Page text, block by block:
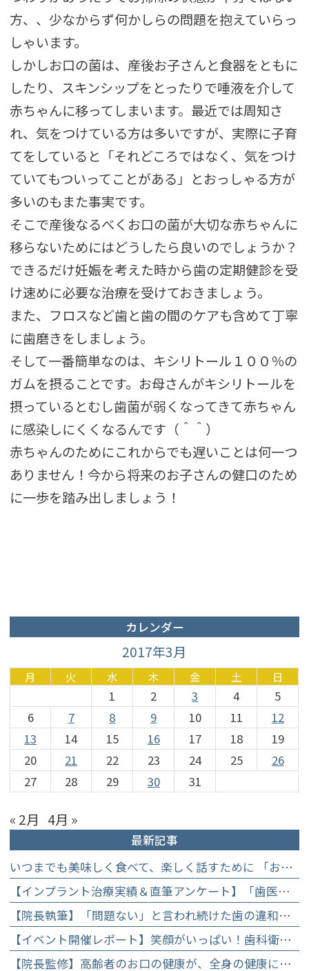
方、、少なからず何かしらの問題を抱えていらっ
しゃいます。
しかしお口の菌は、産後お子さんと食器をともに
したり、スキンシップをとったりで唾液を介して
赤ちゃんに移ってしまいます。最近では周知さ
れ、気をつけている方は多いですが、実際に子育
てをしていると「それどころではなく、気をつけ
ていてもついってことがある」とおっしゃる方が
多いのもまた事実です。
そこで産後なるべくお口の菌が大切な赤ちゃんに
移らないためにはどうしたら良いのでしょうか？
できるだけ妊娠を考えた時から歯の定期健診を受
け速めに必要な治療を受けておきましょう。
また、フロスなど歯と歯の間のケアも含めて丁寧
に歯磨きをしましょう。
そして一番簡単なのは、キシリトール１００％の
ガムを摂ることです。お母さんがキシリトールを
摂っているとむし歯菌が弱くなってきて赤ちゃん
に感染しにくくなるんです（＾＾）
赤ちゃんのためにこれからでも遅いことは何一つ
ありません！今から将来のお子さんの健口のため
に一歩を踏み出しましょう！
カレンダー
2017年3月
月 火 水 木 金 土 日
1 2 3 4
5
6
7 8 9 10 11
12
13
14 15 16 17 18
19
20
21 22 23 24 25
26
27
28 29 30 31
« 2月 4月 »
最新記事
いつまでも美味しく食べて、楽しく話すために 「お口からはじめる健康長寿教室」を開催します
【インプラント治療実績＆直筆アンケート】「歯医者が怖かった」トラウマを乗り越えて。70歳・介護士女性が手に入れた「晴れ晴れとした笑顔」と人生を支える噛み合わせ】
【院長執筆】「問題ない」と言われ続けた歯の違和感……60代女性が「80歳で20本の自前の歯」を守るために選んだ精密総合治療の全貌
【イベント開催レポート】笑顔がいっぱい！歯科衛生士×管理栄養士がお届けする「親子で楽しむむし歯になりにくいお菓子作り体験」】
【院長監修】高齢者のお口の健康が、全身の健康につながる理由。生涯おいしく食べるための「口内環境検査」とオーダーメイド予防】